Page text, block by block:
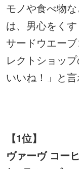
モノや食べ物
は、男心をく
サードウエー
レクトショッ
いいね！」と
【1位】
ヴァーヴ コー